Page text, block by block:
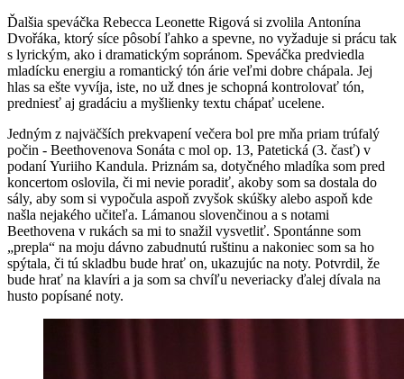
Ďalšia speváčka Rebecca Leonette Rigová si zvolila Antonína
Dvořáka, ktorý síce pôsobí ľahko a spevne, no vyžaduje si prácu tak
s lyrickým, ako i dramatickým sopránom. Speváčka predviedla
mladícku energiu a romantický tón árie veľmi dobre chápala. Jej
hlas sa ešte vyvíja, iste, no už dnes je schopná kontrolovať tón,
predniesť aj gradáciu a myšlienky textu chápať ucelene.
Jedným z najväčších prekvapení večera bol pre mňa priam trúfalý
počin - Beethovenova Sonáta c mol op. 13, Patetická (3. časť) v
podaní Yuriiho Kandula. Priznám sa, dotyčného mladíka som pred
koncertom oslovila, či mi nevie poradiť, akoby som sa dostala do
sály, aby som si vypočula aspoň zvyšok skúšky alebo aspoň kde
našla nejakého učiteľa. Lámanou slovenčinou a s notami
Beethovena v rukách sa mi to snažil vysvetliť. Spontánne som
„prepla“ na moju dávno zabudnutú ruštinu a nakoniec som sa ho
spýtala, či tú skladbu bude hrať on, ukazujúc na noty. Potvrdil, že
bude hrať na klavíri a ja som sa chvíľu neveriacky ďalej dívala na
husto popísané noty.